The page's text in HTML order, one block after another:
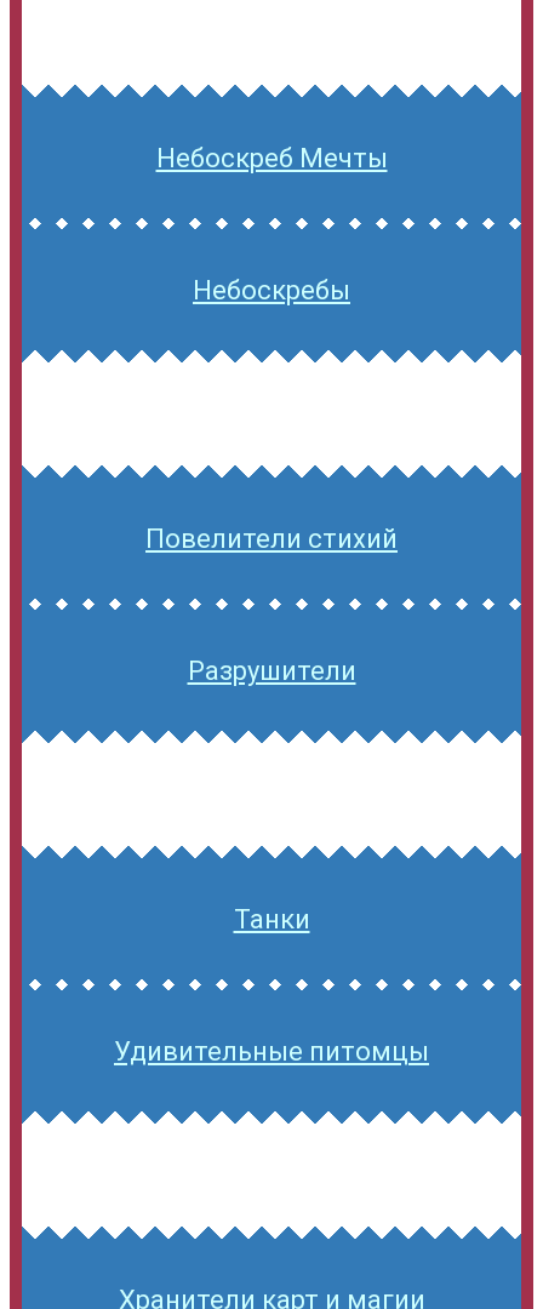
Небоскреб Мечты
Небоскребы
Повелители стихий
Разрушители
Танки
Удивительные питомцы
Хранители карт и магии